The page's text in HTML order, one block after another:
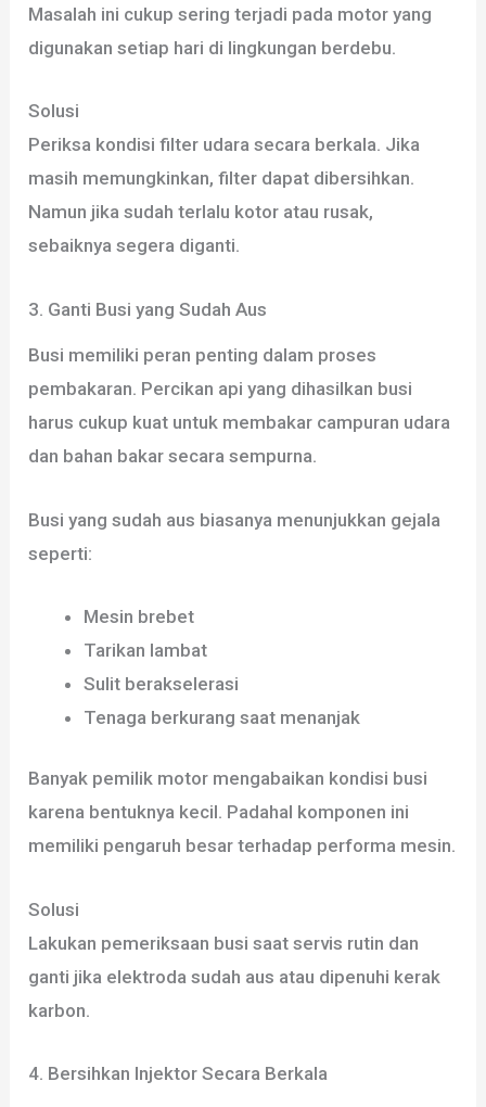
Masalah ini cukup sering terjadi pada motor yang
digunakan setiap hari di lingkungan berdebu.
Solusi
Periksa kondisi filter udara secara berkala. Jika
masih memungkinkan, filter dapat dibersihkan.
Namun jika sudah terlalu kotor atau rusak,
sebaiknya segera diganti.
3. Ganti Busi yang Sudah Aus
Busi memiliki peran penting dalam proses
pembakaran. Percikan api yang dihasilkan busi
harus cukup kuat untuk membakar campuran udara
dan bahan bakar secara sempurna.
Busi yang sudah aus biasanya menunjukkan gejala
seperti:
Mesin brebet
Tarikan lambat
Sulit berakselerasi
Tenaga berkurang saat menanjak
Banyak pemilik motor mengabaikan kondisi busi
karena bentuknya kecil. Padahal komponen ini
memiliki pengaruh besar terhadap performa mesin.
Solusi
Lakukan pemeriksaan busi saat servis rutin dan
ganti jika elektroda sudah aus atau dipenuhi kerak
karbon.
4. Bersihkan Injektor Secara Berkala